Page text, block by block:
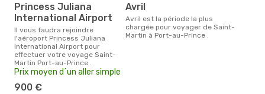
Princess Juliana
International Airport
Il vous faudra rejoindre
l'aéroport Princess Juliana
International Airport pour
effectuer votre voyage Saint-
Martin Port-au-Prince .
avril
avril est la période la plus
chargée pour voyager de Saint-
Martin à Port-au-Prince .
Prix moyen d´un aller simple
900 €